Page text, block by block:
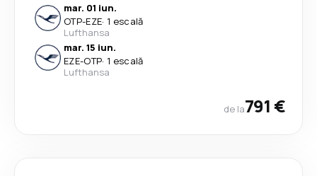
mar. 01 iun.
OTP-EZE· 1 escală
Lufthansa
mar. 15 iun.
EZE-OTP· 1 escală
Lufthansa
de la791 €